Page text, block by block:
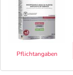
Pflichtangaben